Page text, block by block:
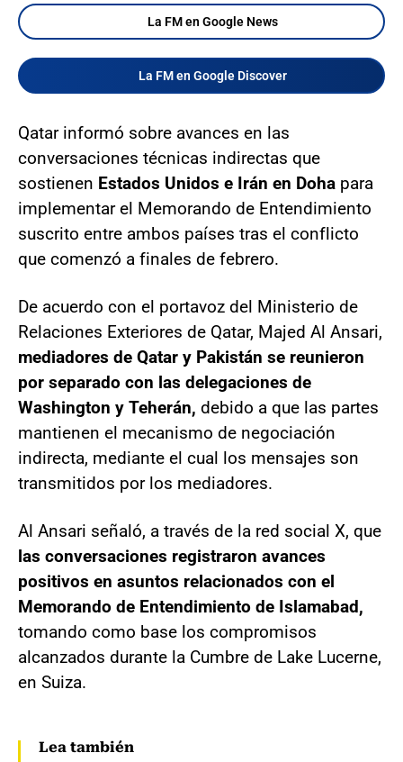
La FM en Google News
La FM en Google Discover
Qatar informó sobre avances en las
conversaciones técnicas indirectas que
sostienen Estados Unidos e Irán en Doha para
implementar el Memorando de Entendimiento
suscrito entre ambos países tras el conflicto
que comenzó a finales de febrero.
De acuerdo con el portavoz del Ministerio de
Relaciones Exteriores de Qatar, Majed Al Ansari,
mediadores de Qatar y Pakistán se reunieron
por separado con las delegaciones de
Washington y Teherán, debido a que las partes
mantienen el mecanismo de negociación
indirecta, mediante el cual los mensajes son
transmitidos por los mediadores.
Al Ansari señaló, a través de la red social X, que
las conversaciones registraron avances
positivos en asuntos relacionados con el
Memorando de Entendimiento de Islamabad,
tomando como base los compromisos
alcanzados durante la Cumbre de Lake Lucerne,
en Suiza.
Lea también